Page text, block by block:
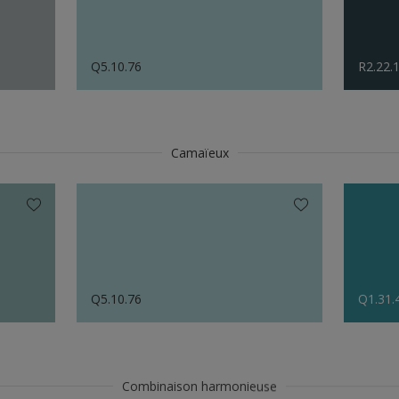
Q5.10.76
Camaïeux
Q5.10.76
Combinaison harmonieuse